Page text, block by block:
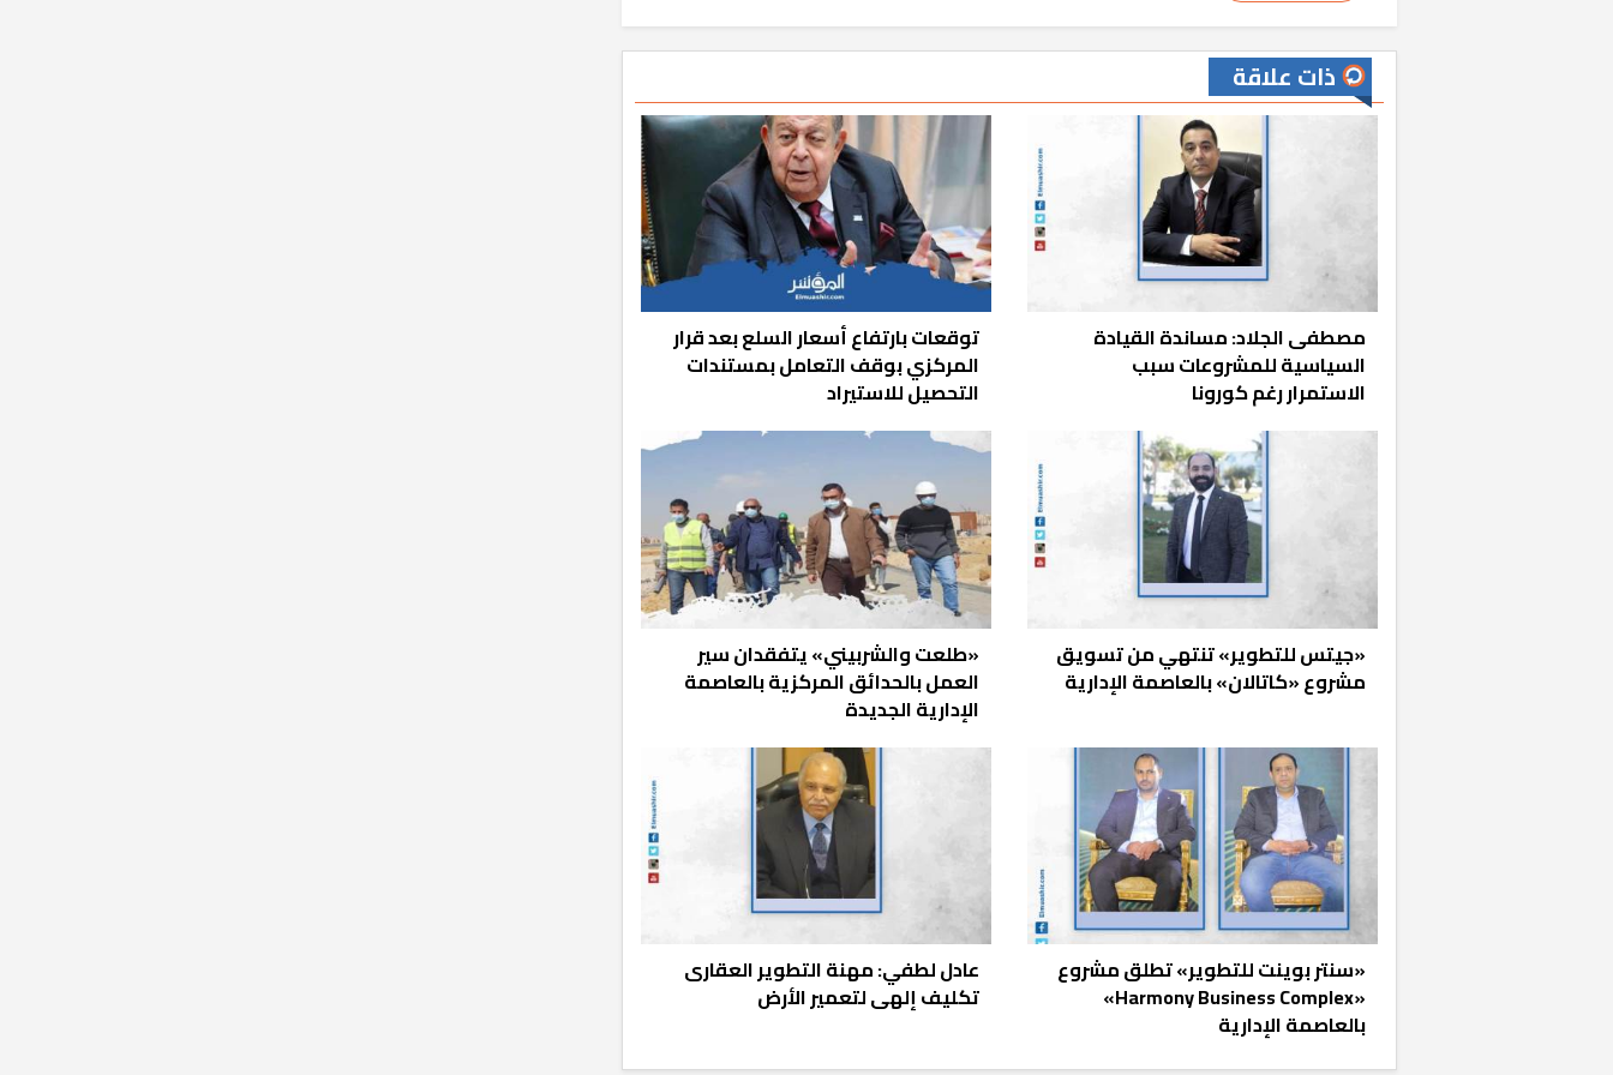
ذات علاقة
مصطفى الجلاد: مساندة القيادة
السياسية للمشروعات سبب
الاستمرار رغم كورونا
توقعات بارتفاع أسعار السلع بعد قرار
المركزي بوقف التعامل بمستندات
التحصيل للاستيراد
«جيتس للتطوير» تنتهي من تسويق
مشروع «كاتالان» بالعاصمة الإدارية
«طلعت والشربيني» يتفقدان سير
العمل بالحدائق المركزية بالعاصمة
الإدارية الجديدة
«سنتر بوينت للتطوير» تطلق مشروع
«Harmony Business Complex»
بالعاصمة الإدارية
عادل لطفي: مهنة التطوير العقارى
تكليف إلهى لتعمير الأرض